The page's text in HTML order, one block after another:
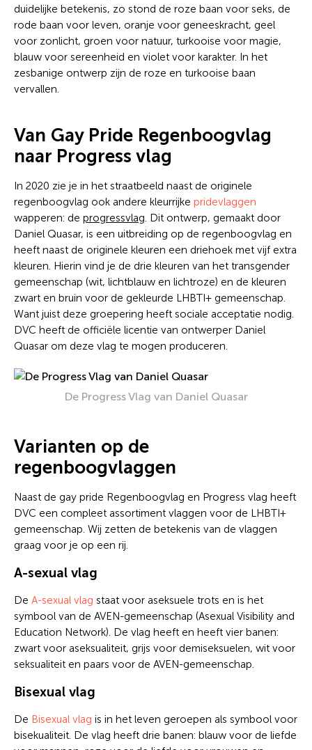
duidelijke betekenis, zo stond de roze baan voor seks, de
rode baan voor leven, oranje voor geneeskracht, geel
voor zonlicht, groen voor natuur, turkooise voor magie,
blauw voor sereenheid en violet voor karakter. In het
zesbanige ontwerp zijn de roze en turkooise baan
vervallen.
Van Gay Pride Regenboogvlag
naar Progress vlag
In 2020 zie je in het straatbeeld naast de originele
regenboogvlag ook andere kleurrijke pridevlaggen
wapperen: de progressvlag. Dit ontwerp, gemaakt door
Daniel Quasar, is een uitbreiding op de regenboogvlag en
heeft naast de originele kleuren een driehoek met vijf extra
kleuren. Hierin vind je de drie kleuren van het transgender
gemeenschap (wit, lichtblauw en lichtroze) en de kleuren
zwart en bruin voor de gekleurde LHBTI+ gemeenschap.
Want juist deze groepering heeft sociale acceptatie nodig.
DVC heeft de officiële licentie van ontwerper Daniel
Quasar om deze vlag te mogen produceren.
De Progress Vlag van Daniel Quasar
Varianten op de
regenboogvlaggen
Naast de gay pride Regenboogvlag en Progress vlag heeft
DVC een compleet assortiment vlaggen voor de LHBTI+
gemeenschap. Wij zetten de betekenis van de vlaggen
graag voor je op een rij.
A-sexual vlag
De A-sexual vlag staat voor aseksuele trots en is het
symbool van de AVEN-gemeenschap (Asexual Visibility and
Education Network). De vlag heeft en heeft vier banen:
zwart voor aseksualiteit, grijs voor demiseksuelen, wit voor
seksualiteit en paars voor de AVEN-gemeenschap.
Bisexual vlag
De Bisexual vlag is in het leven geroepen als symbool voor
bisekualiteit. De vlag heeft drie banen: blauw voor de liefde